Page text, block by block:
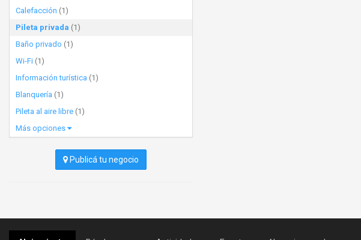
Calefacción (1)
Pileta privada (1)
Baño privado (1)
Wi-Fi (1)
Información turística (1)
Blanquería (1)
Pileta al aire libre (1)
Más opciones
Publicá tu negocio